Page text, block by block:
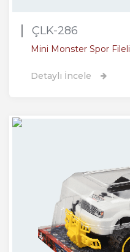
ÇLK-286
Mini Monster Spor Fileli
Detaylı İncele